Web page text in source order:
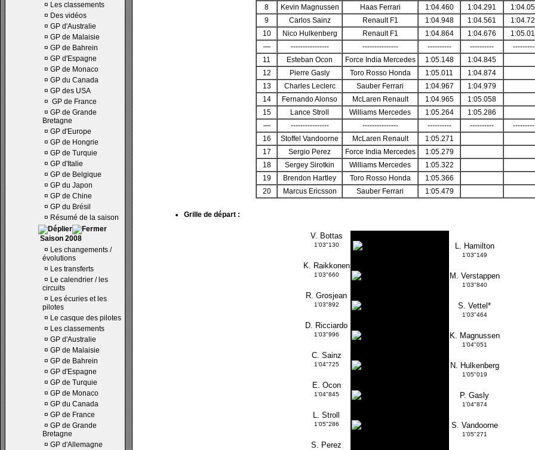
¤ Les classements
¤ Des vidéos
¤ GP d'Australie
¤ GP de Malaisie
¤ GP de Bahrein
¤ GP d'Espagne
¤ GP de Monaco
¤ GP du Canada
¤ GP des USA
¤ GP de France
¤ GP de Grande
Bretagne
¤ GP d'Europe
¤ GP de Hongrie
¤ GP de Turquie
¤ GP d'Italie
¤ GP de Belgique
¤ GP du Japon
¤ GP de Chine
¤ GP du Brésil
¤ Résumé de la saison
Saison 2008
¤ Les changements /
évolutions
¤ Les transferts
¤ Le calendrier / les
circuits
¤ Les écuries et les
pilotes
¤ Le casque des pilotes
¤ Les classements
¤ GP d'Australie
¤ GP de Malaisie
¤ GP de Bahrein
¤ GP d'Espagne
¤ GP de Turquie
¤ GP de Monaco
¤ GP du Canada
¤ GP de France
¤ GP de Grande
Bretagne
¤ GP d'Allemagne
8
Kevin Magnussen Haas Ferrari 1:04.460 1:04.291
9
Carlos Sainz Renault F1 1:04.948 1:04.561
10
Nico Hulkenberg Renault F1 1:04.864 1:04.676
—
---------------- --------------- ---------- ----------
11
Esteban Ocon Force India Mercedes 1:05.148
1:04.845
12
Pierre Gasly Toro Rosso Honda 1:05.011
1:04.874
13
Charles Leclerc Sauber Ferrari 1:04.967
1:04.979
14
Fernando Alonso McLaren Renault 1:04.965
1:05.058
15
Lance Stroll Williams Mercedes 1:05.264
1:05.286
—
---------------- --------------- ---------- ----------
16
Stoffel Vandoorne McLaren Renault
1:05.271
17
Sergio Perez Force India Mercedes
1:05.279
18
Sergey Sirotkin Williams Mercedes
1:05.322
19
Brendon Hartley Toro Rosso Honda
1:05.366
20
Marcus Ericsson Sauber Ferrari 1:05.479
Grille de départ :
V. Bottas
1'03"130 L. Hamilton
1'03"149
K. Raikkonen
1'03"660 M. Verstappen
1'03"840
R. Grosjean
1'03"892 S. Vettel*
1'03"464
D. Ricciardo
1'03"996 K. Magnussen
1'04"051
C. Sainz
1'04"725 N. Hulkenberg
1'05"019
E. Ocon
1'04"845 P. Gasly
1'04"874
L. Stroll
1'05"286 S. Vandoorne
1'05"271
S. Perez